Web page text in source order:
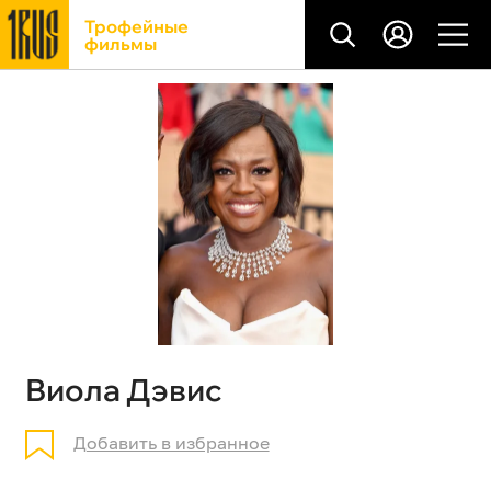
Трофейные
фильмы
Виола Дэвис
Добавить в избранное